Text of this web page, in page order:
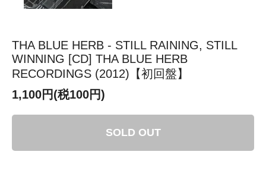
THA BLUE HERB - STILL RAINING, STILL
WINNING [CD] THA BLUE HERB
RECORDINGS (2012)【初回盤】
1,100円(税100円)
SOLD OUT